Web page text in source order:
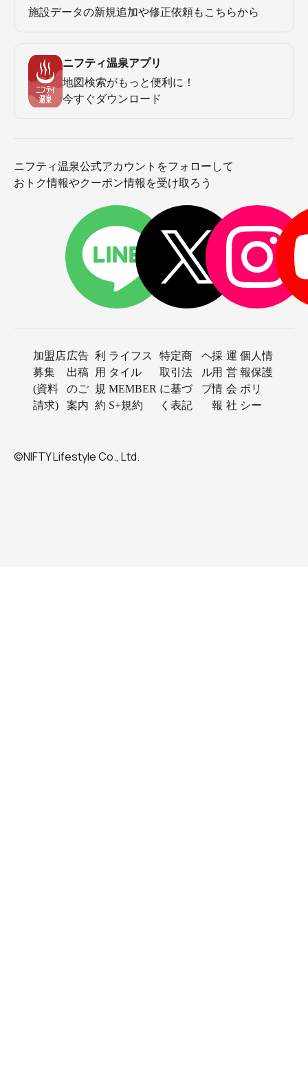
施設データの新規追加や修正依頼もこちらから
ニフティ温泉アプリ
地図検索がもっと便利に！
今すぐダウンロード
ニフティ温泉公式アカウントをフォローして
おトク情報やクーポン情報を受け取ろう
加盟店
募集
(資料
請求)
広告
出稿
のご
案内
利
用
規
約
ライフス
タイル
MEMBER
S+規約
特定商
取引法
に基づ
く表記
ヘ
ル
プ
採
用
情
報
運
営
会
社
個人情
報保護
ポリ
シー
©NIFTY Lifestyle Co., Ltd.